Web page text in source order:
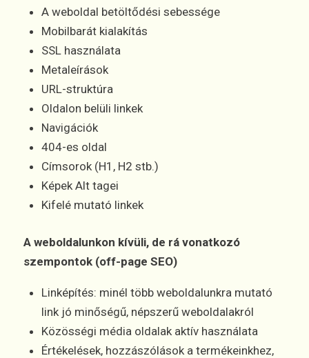
A weboldal betöltődési sebessége
Mobilbarát kialakítás
SSL használata
Metaleírások
URL-struktúra
Oldalon belüli linkek
Navigációk
404-es oldal
Címsorok (H1, H2 stb.)
Képek Alt tagei
Kifelé mutató linkek
A weboldalunkon kívüli, de rá vonatkozó
szempontok (off-page SEO)
Linképítés: minél több weboldalunkra mutató
link jó minőségű, népszerű weboldalakról
Közösségi média oldalak aktív használata
Értékelések, hozzászólások a termékeinkhez,